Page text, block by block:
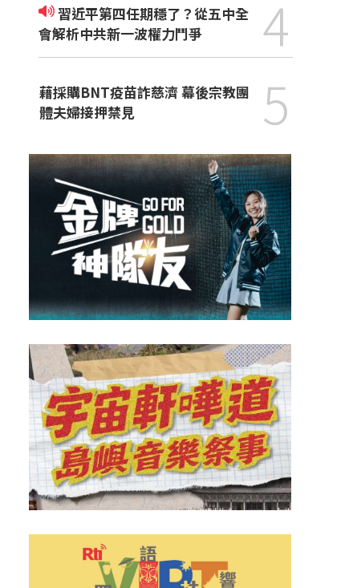
習近平第四任期穩了？從五中全
會解析中共新一波權力鬥爭
4
藉採購BNT疫苗詐慈濟 幕後宗教團
體夫婦接押禁見
5